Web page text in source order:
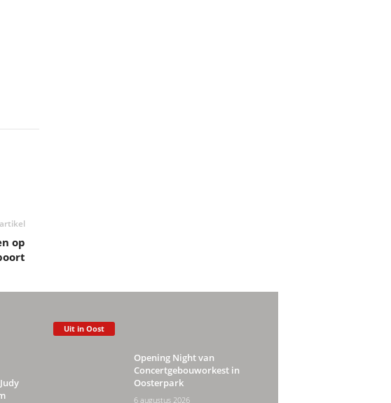
op
Uit in Oost
Opening Night van
Concertgebouworkest in
Oosterpark
6 augustus 2026